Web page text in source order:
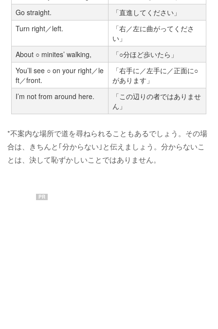
Go straight.
「直進してください」
Turn right／left.
「右／左に曲がってくださ
い」
About ○ minites’ walking,
「○分ほど歩いたら」
You’ll see ○ on your right／le
ft／front.
「右手に／左手に／正面に○
があります」
I’m not from around here.
「この辺りの者ではありませ
ん」
*不案内な場所で道を尋ねられることもあるでしょう。その場
合は、きちんと｢分からない｣と伝えましょう。分からないこ
とは、決して恥ずかしいことではありません。
PR